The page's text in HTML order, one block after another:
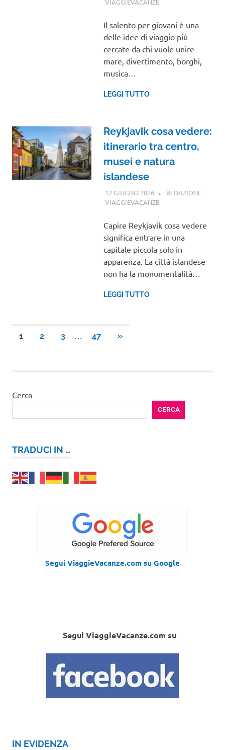
VIAGGIEVACANZEGUIDE
Il salento per giovani è una
delle idee di viaggio più
cercate da chi vuole unire
mare, divertimento, borghi,
musica…
LEGGI TUTTO
Reykjavik cosa vedere:
itinerario tra centro,
musei e natura
islandese
12 GIUGNO 2026
REDAZIONE
VIAGGIEVACANZEGUIDE
Capire Reykjavik cosa vedere
significa entrare in una
capitale piccola solo in
apparenza. La città islandese
non ha la monumentalità…
LEGGI TUTTO
Paginazione
1 2 3 … 47
ARTICOLI
»
Cerca
CERCA
TRADUCI IN …
Segui ViaggieVacanze.com su Google
Segui ViaggieVacanze.com su
IN EVIDENZA